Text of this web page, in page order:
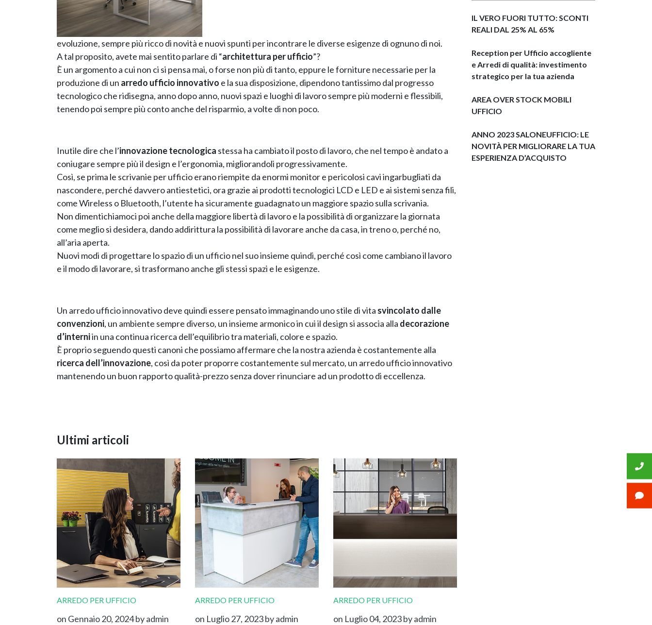
evoluzione, sempre più ricco di novità e nuovi spunti per incontrare le diverse esigenze di ognuno di noi.
A tal proposito, avete mai sentito parlare di “architettura per ufficio”?
È un argomento a cui non ci si pensa mai, o forse non più di tanto, eppure le forniture necessarie per la
produzione di un arredo ufficio innovativo e la sua disposizione, dipendono tantissimo dal progresso
tecnologico che ridisegna, anno dopo anno, nuovi spazi e luoghi di lavoro sempre più moderni e flessibili,
tenendo poi sempre più conto anche del risparmio, a volte di non poco.
Inutile dire che l’innovazione tecnologica stessa ha cambiato il posto di lavoro, che nel tempo è andato a
coniugare sempre più il design e l’ergonomia, migliorandoli progressivamente.
Così, se prima le scrivanie per ufficio erano riempite da enormi monitor e pericolosi cavi ingarbugliati da
nascondere, perché davvero antiestetici, ora grazie ai prodotti tecnologici LCD e LED e ai sistemi senza fili,
come Wireless o Bluetooth, l’utente ha sicuramente guadagnato un maggiore spazio sulla scrivania.
Non dimentichiamoci poi anche della maggiore libertà di lavoro e la possibilità di organizzare la giornata
come meglio si desidera, dando addirittura la possibilità di lavorare anche da casa, in treno o, perché no,
all’aria aperta.
Nuovi modi di progettare lo spazio di un ufficio nel suo insieme quindi, perché così come cambiano il lavoro
e il modo di lavorare, si trasformano anche gli stessi spazi e le esigenze.
Un arredo ufficio innovativo deve quindi essere pensato immaginando uno stile di vita svincolato dalle
convenzioni, un ambiente sempre diverso, un insieme armonico in cui il design si associa alla decorazione
d’interniin una continua ricerca dell’equilibrio tra materiali, colore e spazio.
È proprio seguendo questi canoni che possiamo affermare che la nostra azienda è costantemente alla
ricerca dell’innovazione, così da poter proporre costantemente sul mercato, un arredo ufficio innovativo
mantenendo un buon rapporto qualità-prezzo senza dover rinunciare ad un prodotto di eccellenza.
Ultimi articoli
ARREDO PER UFFICIO
on Gennaio 20, 2024by admin
ARREDO PER UFFICIO
on Luglio 27, 2023by admin
ARREDO PER UFFICIO
on Luglio 04, 2023by admin
IL VERO FUORI TUTTO: SCONTI
REALI DAL 25% AL 65%
Reception per Ufficio accogliente
e Arredi di qualità: investimento
strategico per la tua azienda
AREA OVER STOCK MOBILI
UFFICIO
ANNO 2023 SALONEUFFICIO: LE
NOVITÀ PER MIGLIORARE LA TUA
ESPERIENZA D’ACQUISTO